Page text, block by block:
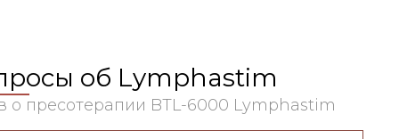
об Lymphastim
о пресотерапии BTL-6000 Lymphastim